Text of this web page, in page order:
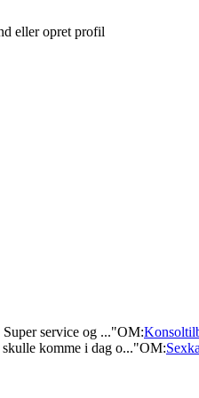
eller opret profil
service og ..."OM:
komme i dag o..."OM: